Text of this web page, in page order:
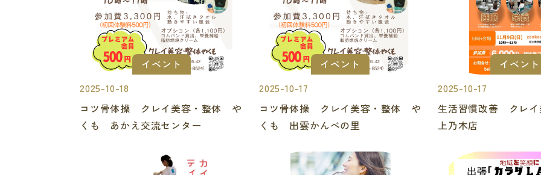
イベント
2025-10-18
コツ骨体操 クレイ美容・整体 や
くも あかえ交流センター
イベント
2025-10-17
コツ骨体操 クレイ美容・整体 や
くも 出雲かんべの里
イベント
2025-10-17
生活習慣改善 クレ
上乃木店